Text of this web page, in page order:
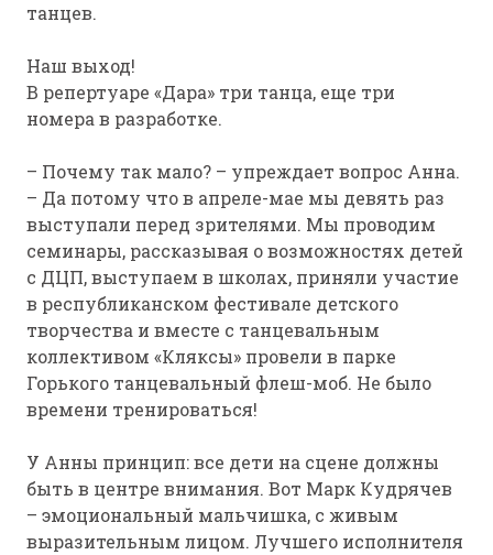
танцев.
Наш выход!
В репертуаре «Дара» три танца, еще три
номера в разработке.
– Почему так мало? – упреждает вопрос Анна.
– Да потому что в апреле-мае мы девять раз
выступали перед зрителями. Мы проводим
семинары, рассказывая о возможностях детей
с ДЦП, выступаем в школах, приняли участие
в республиканском фестивале детского
творчества и вместе с танцевальным
коллективом «Кляксы» провели в парке
Горького танцевальный флеш-моб. Не было
времени тренироваться!
У Анны принцип: все дети на сцене должны
быть в центре внимания. Вот Марк Кудрячев
– эмоциональный мальчишка, с живым
выразительным лицом. Лучшего исполнителя